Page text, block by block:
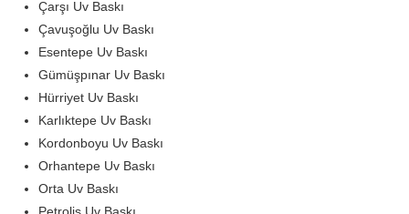
Çarşı Uv Baskı
Çavuşoğlu Uv Baskı
Esentepe Uv Baskı
Gümüşpınar Uv Baskı
Hürriyet Uv Baskı
Karlıktepe Uv Baskı
Kordonboyu Uv Baskı
Orhantepe Uv Baskı
Orta Uv Baskı